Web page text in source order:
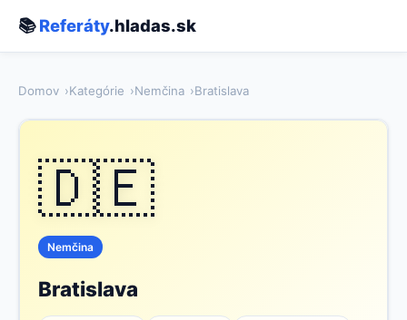
📚Referáty.hladas.sk
Domov Kategórie Nemčina Bratislava
🇩🇪
Nemčina
Bratislava